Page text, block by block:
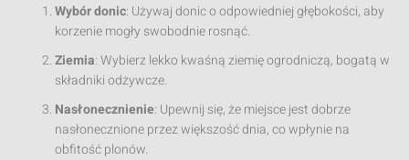
Wybór donic: Używaj donic o odpowiedniej głębokości, aby
korzenie mogły swobodnie rosnąć.
Ziemia: Wybierz lekko kwaśną ziemię ogrodniczą, bogatą w
składniki odżywcze.
Nasłonecznienie: Upewnij się, że miejsce jest dobrze
nasłonecznione przez większość dnia, co wpłynie na
obfitość plonów.